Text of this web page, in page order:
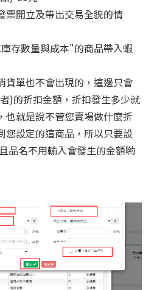
票開立及帶出交易全貌的情
存數量與成本"的商品帶入蝦
貨單也不會出現的，這邊只會
)的折扣金額，折扣發生多少就
也就是說不管您賣場做什麼折
您設定的這商品，所以只要設
品名不用輸入會發生的金額喲